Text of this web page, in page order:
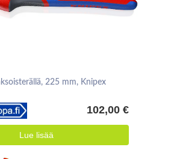
225 mm, Knipex
102,00 €
Lue lisää